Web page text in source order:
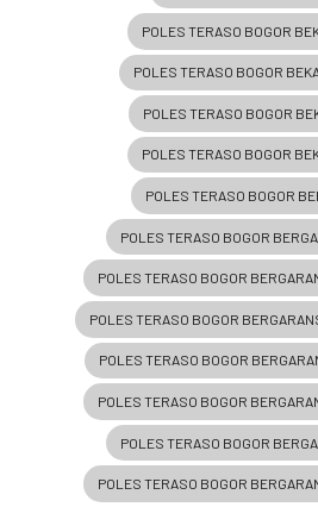
POLES TERASO BOGOR
POLES TERASO BOGOR
POLES TERASO BOGOR
POLES TERASO BOGOR
POLES TERASO BOGOR
POLES TERASO BOGOR
POLES TERASO BOGOR
POLES TERASO BOGOR
POLES TERASO BOGOR
POLES TERASO BOGOR
POLES TERASO BOGOR
POLES TERASO BOGOR